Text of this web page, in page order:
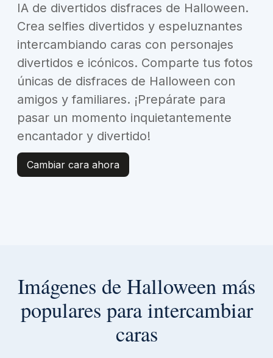
IA de divertidos disfraces de Halloween.
Crea selfies divertidos y espeluznantes
intercambiando caras con personajes
divertidos e icónicos. Comparte tus fotos
únicas de disfraces de Halloween con
amigos y familiares. ¡Prepárate para
pasar un momento inquietantemente
encantador y divertido!
Cambiar cara ahora
Imágenes de Halloween más
populares para intercambiar
caras